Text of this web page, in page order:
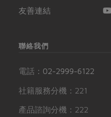
友善連結
聯絡我們
電話： 02-2999-6122
社籍服務分機：221
產品諮詢分機：222